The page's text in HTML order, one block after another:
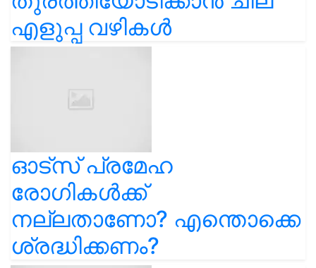
എളുപ്പ വഴികൾ
ഓട്സ് പ്രമേഹ
രോഗികൾക്ക്
നല്ലതാണോ? എന്തൊക്കെ
ശ്രദ്ധിക്കണം?